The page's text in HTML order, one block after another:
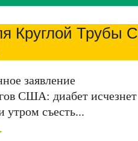
Круглой Трубы
заявление
США: диабет исчезнет
утром съесть...